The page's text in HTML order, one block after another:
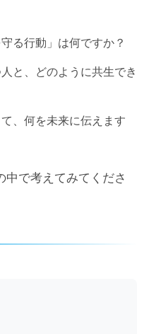
る行動」は何ですか？
と、どのように共生でき
、何を未来に伝えます
で考えてみてくださ